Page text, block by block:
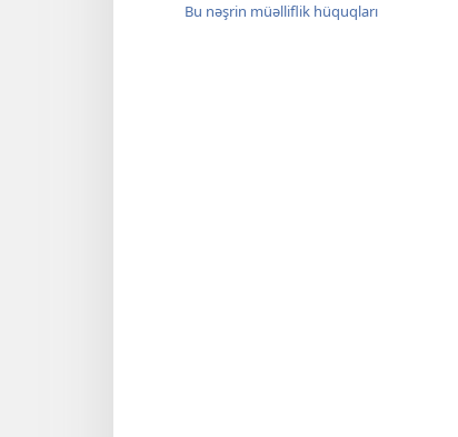
Bu nəşrin müəlliflik hüquqları